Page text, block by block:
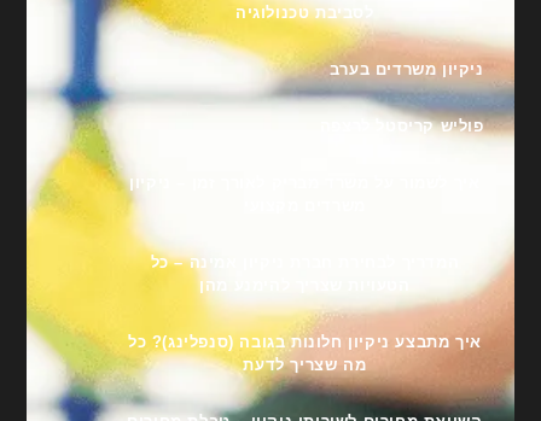
לסביבת טכנולוגיה
ניקיון משרדים בערב
פוליש קריסטל לרצפה
איך לשמור על משרד מבריק לאורך זמן – ניקיון
המדריך לבחירת חברת ניקיון אמינה – כל
הטעויות שצריך להימנע מהן
איך מתבצע ניקיון חלונות בגובה (סנפלינג)? כל
מה שצריך לדעת